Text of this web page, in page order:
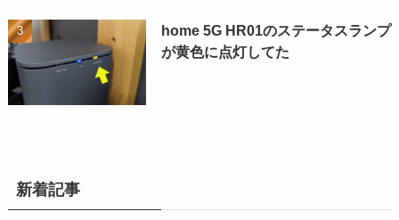
home 5G HR01のステータスランプ
が黄色に点灯してた
新着記事